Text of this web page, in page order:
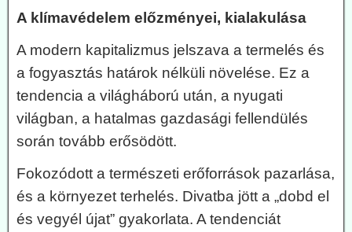
A klímavédelem előzményei, kialakulása
A modern kapitalizmus jelszava a termelés és
a fogyasztás határok nélküli növelése. Ez a
tendencia a világháború után, a nyugati
világban, a hatalmas gazdasági fellendülés
során tovább erősödött.
Fokozódott a természeti erőforrások pazarlása,
és a környezet terhelés. Divatba jött a „dobd el
és vegyél újat” gyakorlata. A tendenciát